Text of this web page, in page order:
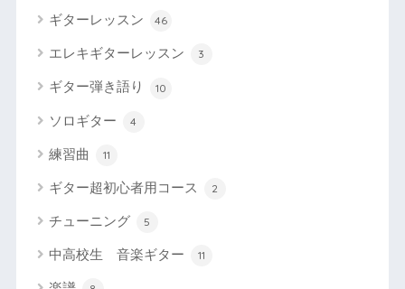
ギターレッスン 46
エレキギターレッスン 3
ギター弾き語り 10
ソロギター 4
練習曲 11
ギター超初心者用コース 2
チューニング 5
中高校生 音楽ギター 11